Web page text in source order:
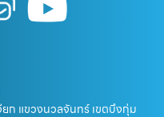
ก แขวงนวลจันทร์ เขตบึงกุ่ม